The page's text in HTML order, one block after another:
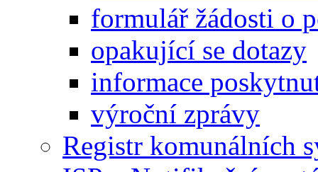
formulář žádosti o
opakující se dotazy
informace
výroční zprávy
Registr komunálních